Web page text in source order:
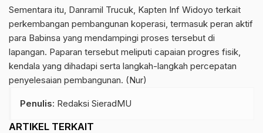
Sementara itu, Danramil Trucuk, Kapten Inf Widoyo terkait
perkembangan pembangunan koperasi, termasuk peran aktif
para Babinsa yang mendampingi proses tersebut di
lapangan. Paparan tersebut meliputi capaian progres fisik,
kendala yang dihadapi serta langkah-langkah percepatan
penyelesaian pembangunan. (Nur)
Penulis: Redaksi SieradMU
ARTIKEL TERKAIT